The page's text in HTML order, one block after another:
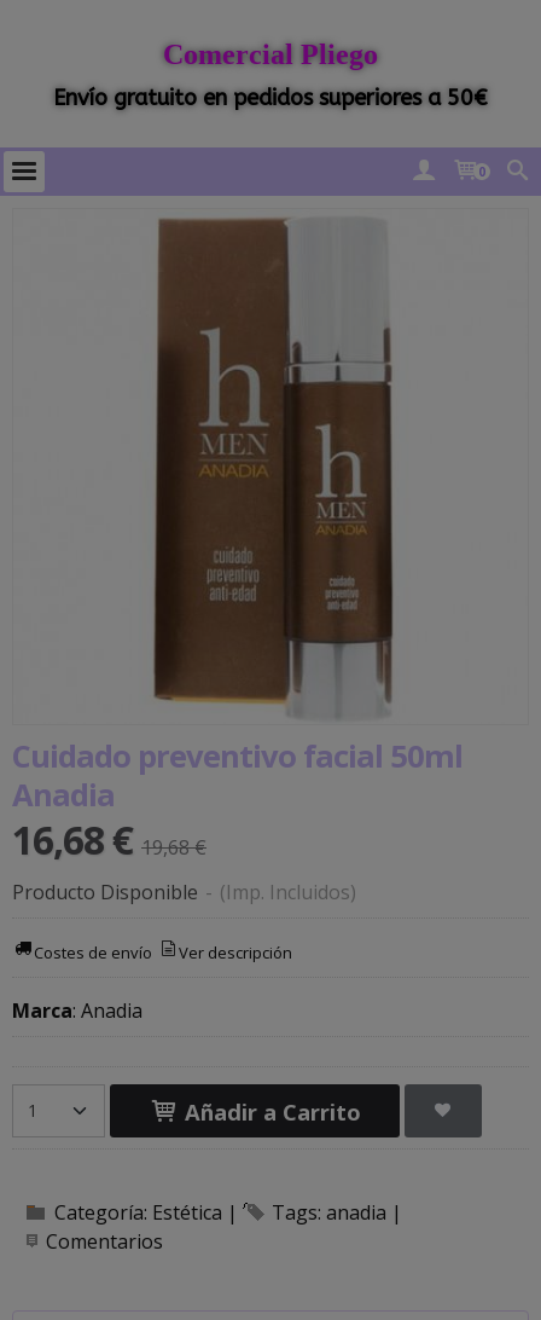
Comercial Pliego
Envío gratuito en pedidos superiores a 50€
0
Cuidado preventivo facial 50ml
Anadia
16,68 € 19,68 €
Producto Disponible - (Imp. Incluidos)
Costes de envío Ver descripción
Marca: Anadia
Añadir a Carrito
Categoría: Estética | Tags: anadia |
Comentarios